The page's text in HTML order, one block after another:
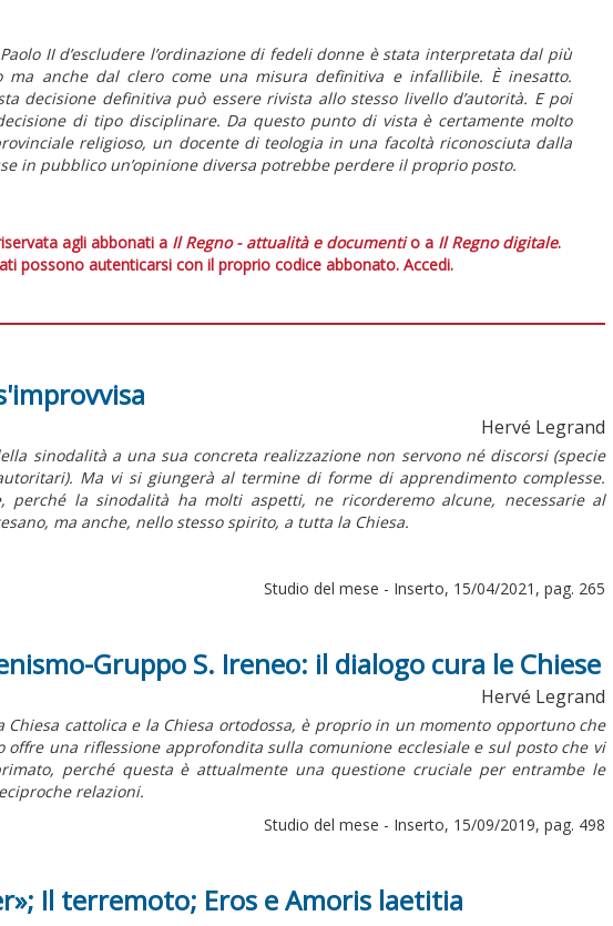
II d’escludere l’ordinazione di fedeli donne è stata interpretata dal più
ma anche dal clero come una misura definitiva e infallibile. È inesatto.
decisione definitiva può essere rivista allo stesso livello d’autorità. E poi
di tipo disciplinare. Da questo punto di vista è certamente molto
religioso, un docente di teologia in una facoltà riconosciuta dalla
in pubblico un’opinione diversa potrebbe perdere il proprio posto.
agli abbonati a Il Regno - attualità e documentio a Il Regno digitale.
possono autenticarsi con il proprio codice abbonato. Accedi.
Hervé Legrand
sinodalità a una sua concreta realizzazione non servono né discorsi (specie
Ma vi si giungerà al termine di forme di apprendimento complesse.
perché la sinodalità ha molti aspetti, ne ricorderemo alcune, necessarie al
ma anche, nello stesso spirito, a tutta la Chiesa.
Studio del mese - Inserto, 15/04/2021, pag. 265
Gruppo S. Ireneo: il dialogo cura le Chiese
Hervé Legrand
cattolica e la Chiesa ortodossa, è proprio in un momento opportuno che
offre una riflessione approfondita sulla comunione ecclesiale e sul posto che vi
perché questa è attualmente una questione cruciale per entrambe le
relazioni.
Studio del mese - Inserto, 15/09/2019, pag. 498
Il terremoto; Eros e Amoris laetitia